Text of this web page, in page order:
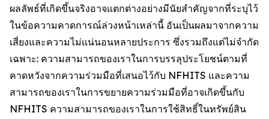
ผลลัพธ์ที่เกิดขึ้นจริงอาจแตกต่างอย่างมีนัยสำคัญจากที่ระบุไว้
ในข้อความคาดการณ์ล่วงหน้าเหล่านี้ อันเป็นผลมาจากความ
เสี่ยงและความไม่แน่นอนหลายประการ ซึ่งรวมถึงแต่ไม่จำกัด
เฉพาะ: ความสามารถของเราในการบรรลุประโยชน์ตามที่
คาดหวังจากความร่วมมือที่เสนอไว้กับ NFHITS และความ
สามารถของเราในการขยายความร่วมมือที่อาจเกิดขึ้นกับ
NFHITS ความสามารถของเราในการใช้สิทธิ์ในทรัพย์สิน